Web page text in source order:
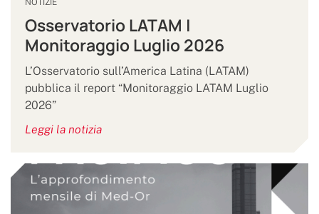
Osservatorio LATAM |
Monitoraggio Luglio 2026
L’Osservatorio sull’America Latina (LATAM)
pubblica il report “Monitoraggio LATAM Luglio
2026”
Leggi la notizia